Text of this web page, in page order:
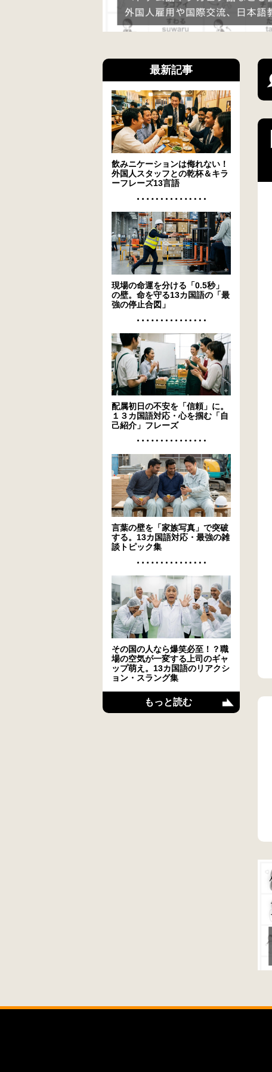
最新記事
飲みニケーションは侮れない！
外国人スタッフとの乾杯＆キラ
ーフレーズ13言語
現場の命運を分ける「0.5秒」
の壁。命を守る13カ国語の「最
強の停止合図」
配属初日の不安を「信頼」に。
１３カ国語対応・心を掴む「自
己紹介」フレーズ
言葉の壁を「家族写真」で突破
する。13カ国語対応・最強の雑
談トピック集
その国の人なら爆笑必至！？職
場の空気が一変する上司のギャ
ップ萌え。13カ国語のリアクシ
ョン・スラング集
もっと読む